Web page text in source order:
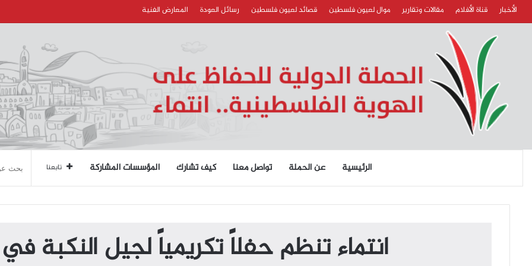
الأخبار قناة الأفلام مقالات وتقارير موال لعيون فلسطين قصائد لعيون فلسطين رسائل العودة المعارض الفنية
الرئيسية عن الحملة تواصل معنا كيف تشارك المؤسسات المشاركة تابعنا
انتماء تنظم حفلاً تكريمياً لجيل النكبة